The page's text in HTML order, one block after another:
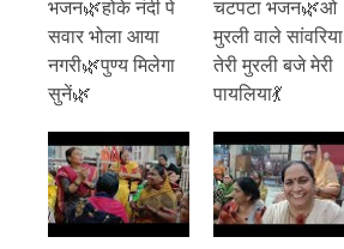
भजन🌿होके नंदी पे
सवार भोला आया
नगरी🌿पुण्य मिलेगा
सुनें🌿
चटपटा भजन🌿ओ
मुरली वाले सांवरिया
तेरी मुरली बजे मेरी
पायलिया💃